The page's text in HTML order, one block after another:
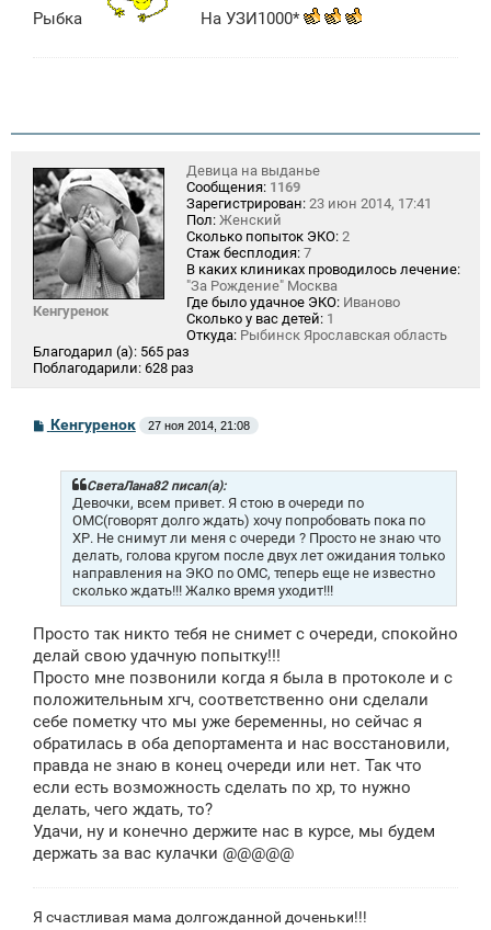
щ
Рыбка На УЗИ1000*
Кенгуренок
Девица на выданье
Сообщения: 1169
Зарегистрирован: 23 июн 2014, 17:41
Пол: Женский
Сколько попыток ЭКО: 2
Стаж бесплодия: 7
В каких клиниках проводилось лечение:
"За Рождение" Москва
Где было удачное ЭКО: Иваново
Сколько у вас детей: 1
Откуда: Рыбинск Ярославская область
Благодарил (а): 565 раз
Поблагодарили: 628 раз
СКенгуренок 27 ноя 2014, 21:08
СветаЛана82 писал(а):
Девочки, всем привет. Я стою в очереди по
ОМС(говорят долго ждать) хочу попробовать пока по
ХР. Не снимут ли меня с очереди ? Просто не знаю что
делать, голова кругом после двух лет ожидания только
направления на ЭКО по ОМС, теперь еще не известно
сколько ждать!!! Жалко время уходит!!!
Просто так никто тебя не снимет с очереди, спокойно
делай свою удачную попытку!!!
Просто мне позвонили когда я была в протоколе и с
положительным хгч, соответственно они сделали
себе пометку что мы уже беременны, но сейчас я
обратилась в оба депортамента и нас восстановили,
правда не знаю в конец очереди или нет. Так что
если есть возможность сделать по хр, то нужно
делать, чего ждать, то?
Удачи, ну и конечно держите нас в курсе, мы будем
держать за вас кулачки @@@@@
Я счастливая мама долгожданной доченьки!!!